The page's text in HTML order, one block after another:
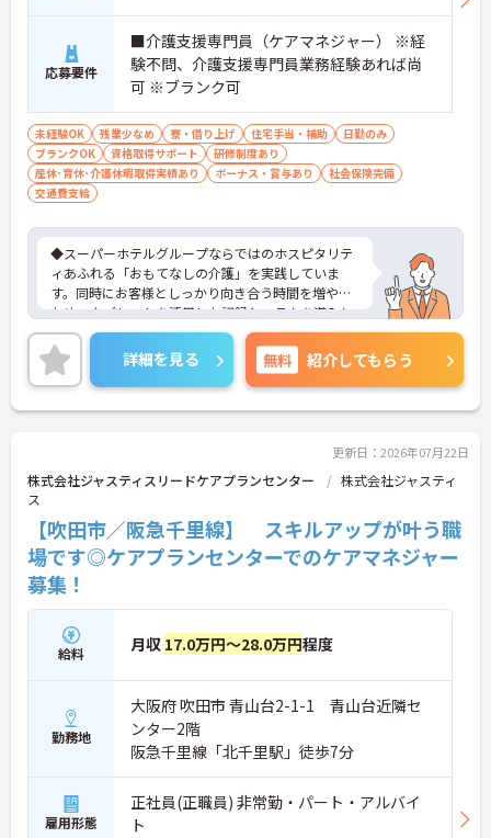
応募要件
■介護支援専門員（ケアマネジャー） ※経
験不問、介護支援専門員業務経験あれば尚
可 ※ブランク可
未経験OK 残業少なめ 寮・借り上げ 住宅手当・補助
日勤のみ
ブランクOK
資格取得サポート
研修制度あり
産休･育休･介護休暇取得実績あり
ボーナス・賞与あり
社会保険完備
交通費支給
◆スーパーホテルグループならではのホスピタリテ
ィあふれる「おもてなしの介護」を実践していま
す。同時にお客様としっかり向き合う時間を増やす
ため、タブレットを活用した記録システムを導入し
て業務の効率化も進めています。お客様一人ひとり
の人生に深く寄り添えるやりがいのあるお仕事で
す。
◆部署や施設を超えてスタッフ同士で「ありがと
う」のバッジを送り合える「サンクスバッジ」制度
が行き交うほど活発で、日々の感謝を大切にする文
化が根付いています。風通しが良く親身になってく
れる仲間が多いので、壁にぶつかっても安心して相
◆プロの介護集団を目指す独自の介護技術認定制度
「ケアマイスター」あり！また半年に1回「目標管
理シート」を作成し、月に1回上司と面談を行うこ
とで、自身の成長をしっかり実感しながら働けま
す。
詳細を見る 無料 紹介してもらう
更新日：2026年07月22日
株式会社ジャスティスリードケアプランセンター
株式会社ジャスティ
ス
【吹田市／阪急千里線】 スキルアップが叶う職
場です◎ケアプランセンターでのケアマネジャー
募集！
給料 月収 17.0万円～28.0万円程度
勤務地
大阪府 吹田市 青山台2-1-1 青山台近隣セ
ンター2階
阪急千里線「北千里駅」徒歩7分
雇用形態
正社員(正職員) 非常勤・パート・アルバイ
ト